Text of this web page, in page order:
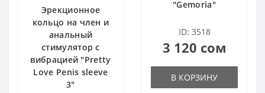
Эрекционное
кольцо на член и
анальный
стимулятор с
вибрацией "Pretty
Love Penis sleeve
3"
"Gemoria"
ID: 3518
3 120 сом
В КОРЗИНУ